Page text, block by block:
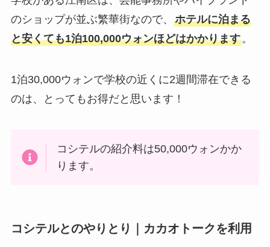
のショップが並ぶ繁華街なので、 ホテルに泊まる
と安くても1泊100,000ウォンほどはかかります。
1泊30,000ウォンで学校の近くに2週間滞在できる
のは、とってもお得だと思います！
コシテルの紹介料は50,000ウォンかか
ります。
コシテルとのやりとり｜カカオトークを利用